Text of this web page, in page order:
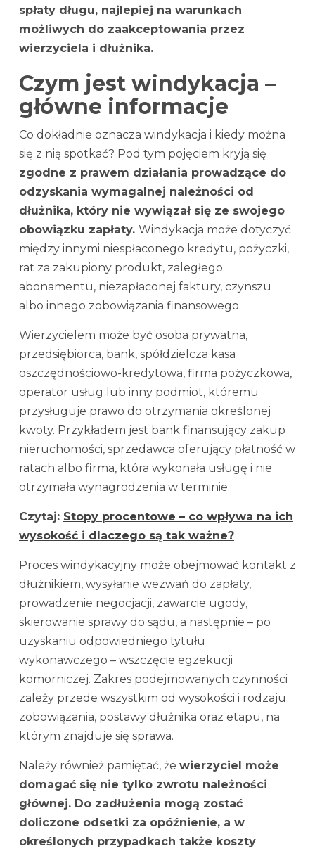
spłaty długu, najlepiej na warunkach
możliwych do zaakceptowania przez
wierzyciela i dłużnika.
Czym jest windykacja –
główne informacje
Co dokładnie oznacza windykacja i kiedy można
się z nią spotkać? Pod tym pojęciem kryją się
zgodne z prawem działania prowadzące do
odzyskania wymagalnej należności od
dłużnika, który nie wywiązał się ze swojego
obowiązku zapłaty. Windykacja może dotyczyć
między innymi niespłaconego kredytu, pożyczki,
rat za zakupiony produkt, zaległego
abonamentu, niezapłaconej faktury, czynszu
albo innego zobowiązania finansowego.
Wierzycielem może być osoba prywatna,
przedsiębiorca, bank, spółdzielcza kasa
oszczędnościowo-kredytowa, firma pożyczkowa,
operator usług lub inny podmiot, któremu
przysługuje prawo do otrzymania określonej
kwoty. Przykładem jest bank finansujący zakup
nieruchomości, sprzedawca oferujący płatność w
ratach albo firma, która wykonała usługę i nie
otrzymała wynagrodzenia w terminie.
Czytaj: Stopy procentowe – co wpływa na ich
wysokość i dlaczego są tak ważne?
Proces windykacyjny może obejmować kontakt z
dłużnikiem, wysyłanie wezwań do zapłaty,
prowadzenie negocjacji, zawarcie ugody,
skierowanie sprawy do sądu, a następnie – po
uzyskaniu odpowiedniego tytułu
wykonawczego – wszczęcie egzekucji
komorniczej. Zakres podejmowanych czynności
zależy przede wszystkim od wysokości i rodzaju
zobowiązania, postawy dłużnika oraz etapu, na
którym znajduje się sprawa.
Należy również pamiętać, że wierzyciel może
domagać się nie tylko zwrotu należności
głównej. Do zadłużenia mogą zostać
doliczone odsetki za opóźnienie, a w
określonych przypadkach także koszty